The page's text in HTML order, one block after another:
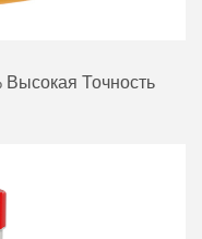
Высокая Точность